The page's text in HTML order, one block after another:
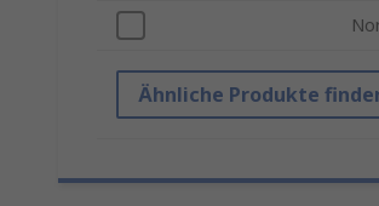
Ähnliche Produkte